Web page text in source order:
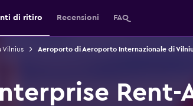
di ritiro Recensioni FAQ
Vilnius Aeroporto di Aeroporto Internazionale di
Rent-